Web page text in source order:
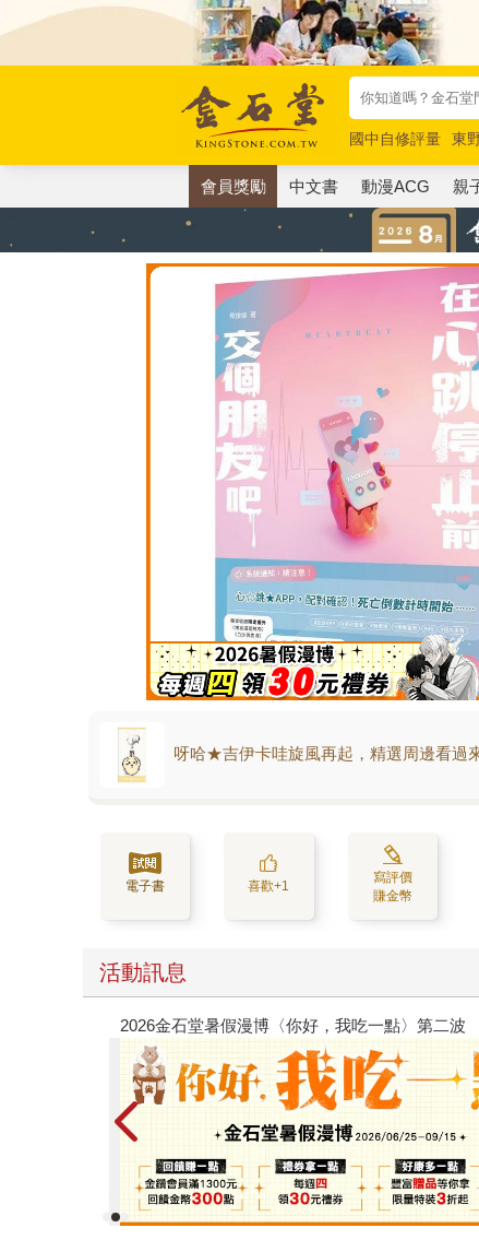
國中自修評量 東
唯紅花綻放
奧德
會員獎勵 中文書 動漫ACG 親
呀哈★吉伊卡哇旋風再起，精選周邊看過
電子書 喜歡+1
寫評價
賺金幣
活動訊息
攻殼機